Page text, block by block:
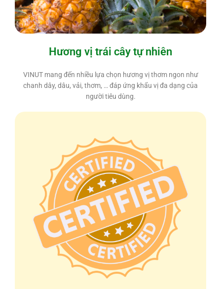
Hương vị trái cây tự nhiên
VINUT mang đến nhiều lựa chọn hương vị thơm ngon như
chanh dây, dâu, vải, thơm, … đáp ứng khẩu vị đa dạng của
người tiêu dùng.